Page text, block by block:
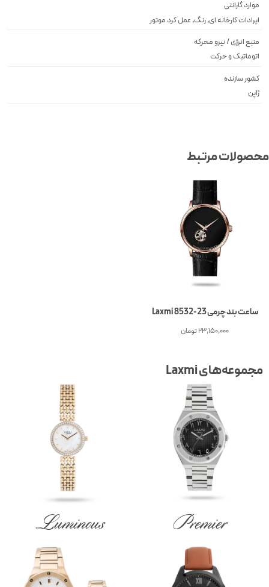
موارد گارانتی
ایرادات کارخانه ای, رنگ, عمل کرد موتور
منبع انرژی / نیرو محرکه
اتوماتیک و حرکت
کشور سازنده
ژاپن
محصولات مرتبط
ساعت بند چرمی Laxmi 8532-23
23,150,000تومان
مجموعه‌های Laxmi
Premier
Luminous